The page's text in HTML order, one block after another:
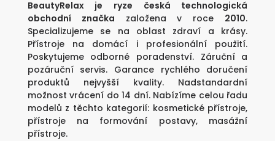
BeautyRelax je ryze česká technologická
obchodní značka založena v roce 2010.
Specializujeme se na oblast zdraví a krásy.
Přístroje na domácí i profesionální použití.
Poskytujeme odborné poradenství. Záruční a
pozáruční servis. Garance rychlého doručení
produktů nejvyšší kvality. Nadstandardní
možnost vrácení do 14 dní. Nabízíme celou řadu
modelů z těchto kategorií: kosmetické přístroje,
přístroje na formování postavy, masážní
přístroje.